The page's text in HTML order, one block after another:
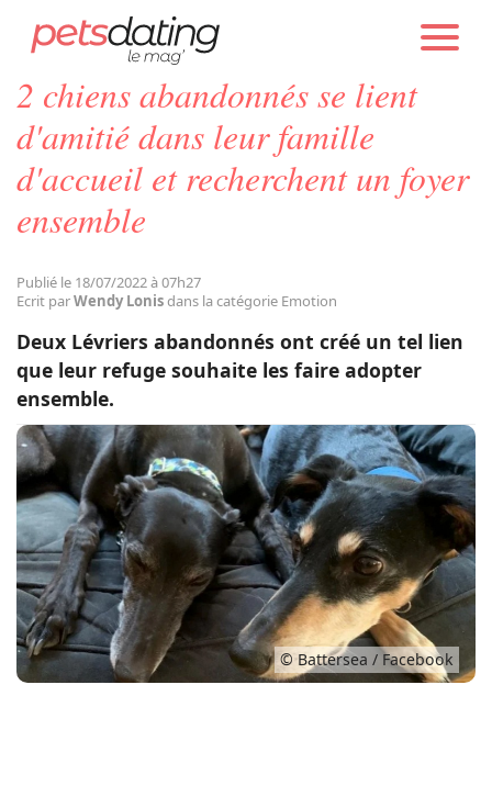
Chien
Chat
Sauvetages
Conso
PETS DATING ACTUALITÉS EMOTION
2 chiens abandonnés se lient
d'amitié dans leur famille
d'accueil et recherchent un foyer
ensemble
Publié le 18/07/2022 à 07h27
Ecrit parWendy Lonisdans la catégorie Emotion
Deux Lévriers abandonnés ont créé un tel lien
que leur refuge souhaite les faire adopter
ensemble.
© Battersea / Facebook